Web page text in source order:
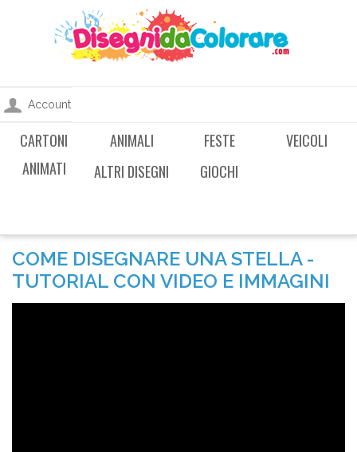
Account
CARTONI
ANIMATI
ANIMALI FESTE
VEICOLI
ALTRI DISEGNI
GIOCHI
COME DISEGNARE UNA STELLA -
TUTORIAL CON VIDEO E IMMAGINI